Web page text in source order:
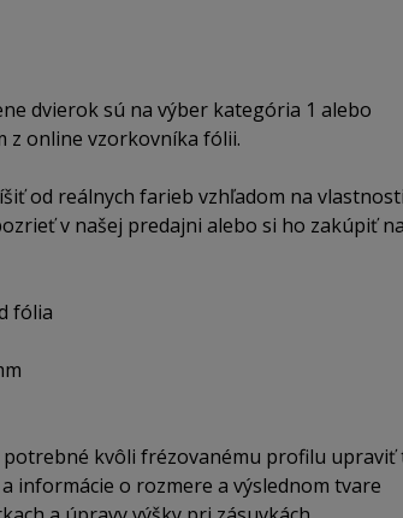
dvierok sú na výber kategória 1 alebo
z online vzorkovníka fólii.
od reálnych farieb vzhľadom na vlastnosti
v našej predajni alebo si ho zakúpiť
fólia
potrebné kvôli frézovanému profilu upraviť
informácie o rozmere a výslednom tvare